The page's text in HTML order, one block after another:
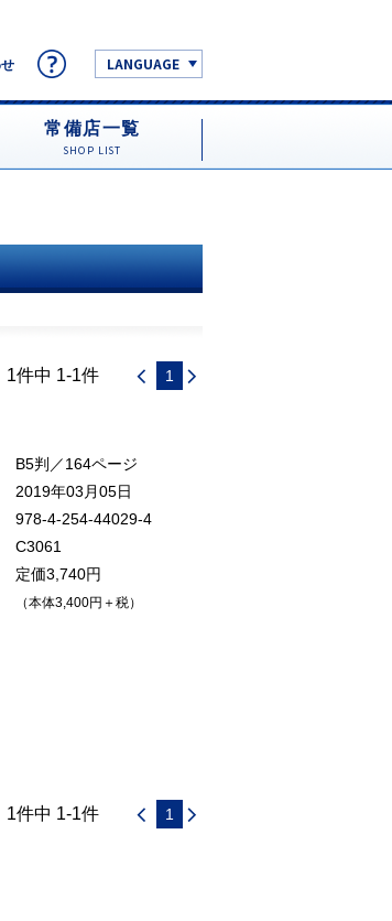
LANGUAGE
常備店一覧
SHOP LIST
1件中 1-1件 1
B5判／164ページ
2019年03月05日
978-4-254-44029-4
C3061
定価3,740円
（本体3,400円＋税）
1件中 1-1件 1